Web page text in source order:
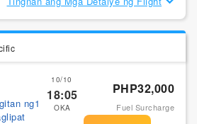
ng1
10/10
18:05
OKA
PHP32,000
Fuel Surcharge